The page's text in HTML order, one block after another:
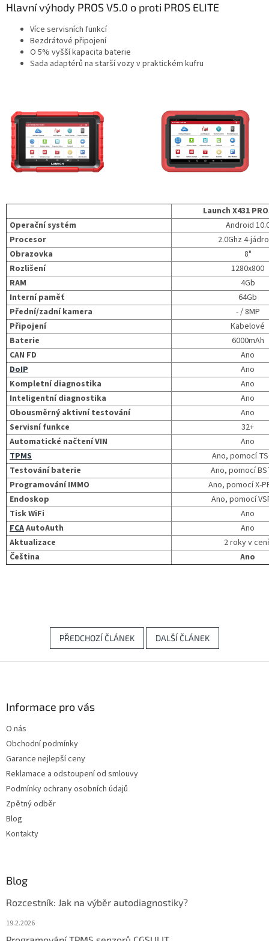
Hlavní výhody PROS V5.0 o proti PROS ELITE
Více servisních funkcí
Bezdrátové připojení
O 5% vyšší kapacita baterie
Sada adaptérů na starší vozy v praktickém kufru
Launch X431
Operační systém
Android
Procesor
2.0Ghz 4-
Obrazovka
8"
Rozlišení
1280x800
RAM
4Gb
Interní paměť
64Gb
Přední/zadní kamera
- / 8MP
Připojení
Kabelové
Baterie
6000mAh
CAN FD
Ano
DoIP
Ano
Kompletní diagnostika
Ano
Inteligentní diagnostika
Ano
Obousměrný aktivní testování
Ano
Servisní funkce
32+
Automatické načtení VIN
Ano
TPMS
Ano, pomocí
Testování baterie
Ano, pomocí
Programování IMMO
Ano, pomocí X-
Endoskop
Ano, pomocí
Tisk WiFi
Ano
FCAAutoAuth
Ano
Aktualizace
2 roky v
Čeština
Ano
PŘEDCHOZÍ ČLÁNEK DALŠÍ ČLÁNEK
Informace pro vás
O nás
Obchodní podmínky
Garance nejlepší ceny
Reklamace a odstoupení od smlouvy
Podmínky ochrany osobních údajů
Zpětný odběr
Blog
Kontakty
Blog
Rozcestník: Jak na výběr autodiagnostiky?
19.2.2026